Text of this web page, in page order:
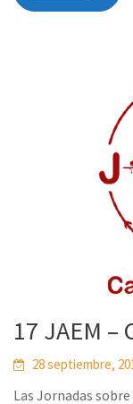
17 JAEM –
28 septiembre,
Las Jornadas